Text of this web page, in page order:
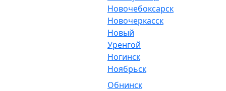
Новочебоксарск
Новочеркасск
Новый
Уренгой
Ногинск
Ноябрьск
Обнинск